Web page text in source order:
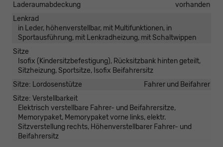
Laderaumabdeckung
vorhanden
Lenkrad
in Leder, höhenverstellbar, mit Multifunktionen, in
Sportausführung, mit Lenkradheizung, mit Schaltwippen
Sitze
Isofix (Kindersitzbefestigung), Rücksitzbank hinten geteilt,
Sitzheizung, Sportsitze, Isofix Beifahrersitz
Sitze: Lordosenstütze
Fahrer und Beifahrer
Sitze: Verstellbarkeit
Elektrisch verstellbare Fahrer- und Beifahrersitze,
Memorypaket, Memorypaket vorne links, elektr.
Sitzverstellung rechts, Höhenverstellbarer Fahrer- und
Beifahrersitz